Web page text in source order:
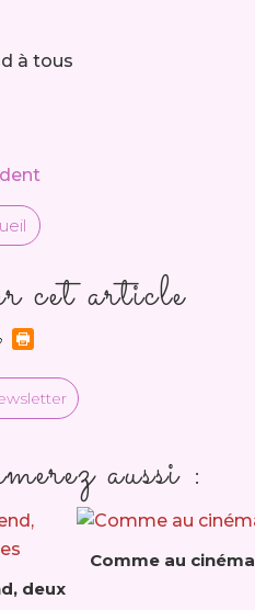
à tous
cet article
aussi :
deux
Comme au cinéma